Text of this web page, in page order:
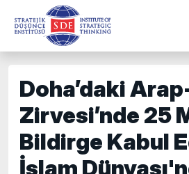
Doha’daki
Zirvesi’nde 25
Bildirge Kabul
İslam